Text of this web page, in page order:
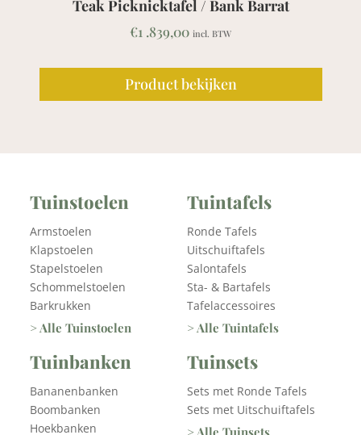
Teak Picknicktafel / Bank Barrat
€1 .839,00 incl. BTW
Product bekijken
Tuinstoelen
Armstoelen
Klapstoelen
Stapelstoelen
Schommelstoelen
Barkrukken
> Alle Tuinstoelen
Tuinbanken
Bananenbanken
Boombanken
Hoekbanken
Tuintafels
Ronde Tafels
Uitschuiftafels
Salontafels
Sta- & Bartafels
Tafelaccessoires
> Alle Tuintafels
Tuinsets
Sets met Ronde Tafels
Sets met Uitschuiftafels
> Alle Tuinsets